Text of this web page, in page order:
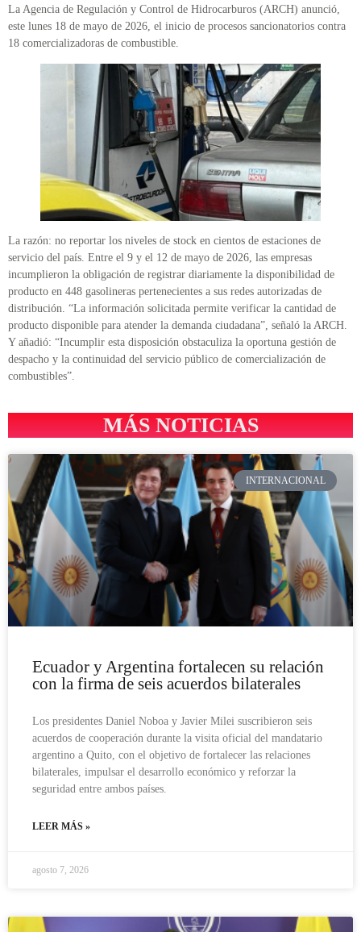
La Agencia de Regulación y Control de Hidrocarburos (ARCH) anunció,
este lunes 18 de mayo de 2026, el inicio de procesos sancionatorios contra
18 comercializadoras de combustible.
La razón: no reportar los niveles de stock en cientos de estaciones de
servicio del país. Entre el 9 y el 12 de mayo de 2026, las empresas
incumplieron la obligación de registrar diariamente la disponibilidad de
producto en 448 gasolineras pertenecientes a sus redes autorizadas de
distribución. “La información solicitada permite verificar la cantidad de
producto disponible para atender la demanda ciudadana”, señaló la ARCH.
Y añadió: “Incumplir esta disposición obstaculiza la oportuna gestión de
despacho y la continuidad del servicio público de comercialización de
combustibles”.
MÁS NOTICIAS
INTERNACIONAL
Ecuador y Argentina fortalecen su relación
con la firma de seis acuerdos bilaterales
Los presidentes Daniel Noboa y Javier Milei suscribieron seis
acuerdos de cooperación durante la visita oficial del mandatario
argentino a Quito, con el objetivo de fortalecer las relaciones
bilaterales, impulsar el desarrollo económico y reforzar la
seguridad entre ambos países.
LEER MÁS »
agosto 7, 2026